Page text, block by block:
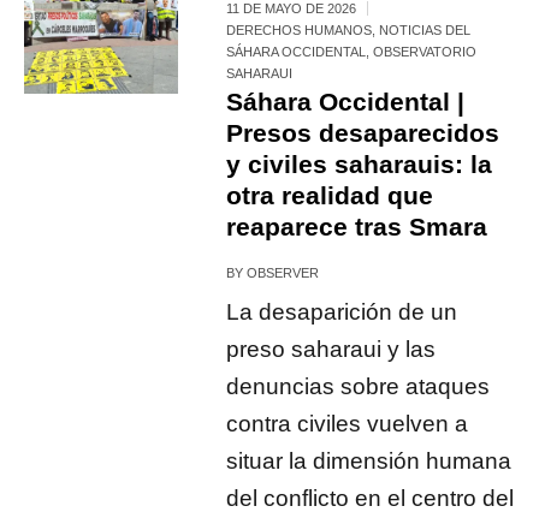
11 DE MAYO DE 2026
DERECHOS HUMANOS NOTICIAS DEL
SÁHARA OCCIDENTAL
,OBSERVATORIO
SAHARAUI
Sáhara Occidental |
Presos desaparecidos
y civiles saharauis: la
otra realidad que
reaparece tras Smara
BYOBSERVER
La desaparición de un
preso saharaui y las
denuncias sobre ataques
contra civiles vuelven a
situar la dimensión humana
del conflicto en el centro del